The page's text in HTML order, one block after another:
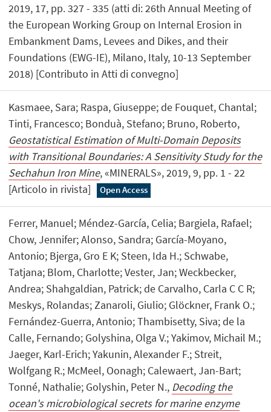
2019, 17, pp. 327 - 335 (atti di: 26th Annual Meeting of
the European Working Group on Internal Erosion in
Embankment Dams, Levees and Dikes, and their
Foundations (EWG-IE), Milano, Italy, 10-13 September
2018) [Contributo in Atti di convegno]
Kasmaee, Sara; Raspa, Giuseppe; de Fouquet, Chantal;
Tinti, Francesco; Bonduà, Stefano; Bruno, Roberto,
Geostatistical Estimation of Multi-Domain Deposits
with Transitional Boundaries: A Sensitivity Study for the
Sechahun Iron Mine, «MINERALS», 2019, 9, pp. 1 - 22
[Articolo in rivista]
Open Access
Ferrer, Manuel; Méndez-García, Celia; Bargiela, Rafael;
Chow, Jennifer; Alonso, Sandra; García-Moyano,
Antonio; Bjerga, Gro E K; Steen, Ida H.; Schwabe,
Tatjana; Blom, Charlotte; Vester, Jan; Weckbecker,
Andrea; Shahgaldian, Patrick; de Carvalho, Carla C C R;
Meskys, Rolandas; Zanaroli, Giulio; Glöckner, Frank O.;
Fernández-Guerra, Antonio; Thambisetty, Siva; de la
Calle, Fernando; Golyshina, Olga V.; Yakimov, Michail M.;
Jaeger, Karl-Erich; Yakunin, Alexander F.; Streit,
Wolfgang R.; McMeel, Oonagh; Calewaert, Jan-Bart;
Tonné, Nathalie; Golyshin, Peter N., Decoding the
ocean's microbiological secrets for marine enzyme